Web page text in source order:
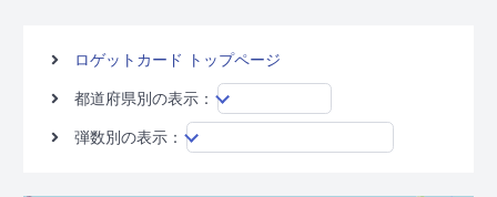
ロゲットカード トップページ
都道府県別の表示：
弾数別の表示：